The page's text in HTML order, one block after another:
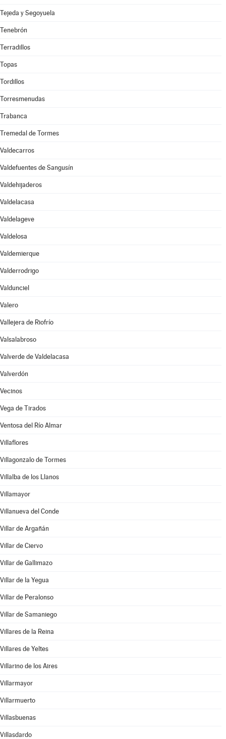
Tejeda y Segoyuela
Tenebrón
Terradillos
Topas
Tordillos
Torresmenudas
Trabanca
Tremedal de Tormes
Valdecarros
Valdefuentes de Sangusín
Valdehijaderos
Valdelacasa
Valdelageve
Valdelosa
Valdemierque
Valderrodrigo
Valdunciel
Valero
Vallejera de Riofrío
Valsalabroso
Valverde de Valdelacasa
Valverdón
Vecinos
Vega de Tirados
Ventosa del Río Almar
Villaflores
Villagonzalo de Tormes
Villalba de los Llanos
Villamayor
Villanueva del Conde
Villar de Argañán
Villar de Ciervo
Villar de Gallimazo
Villar de la Yegua
Villar de Peralonso
Villar de Samaniego
Villares de la Reina
Villares de Yeltes
Villarino de los Aires
Villarmayor
Villarmuerto
Villasbuenas
Villasdardo